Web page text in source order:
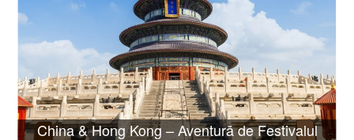
China & Hong Kong – Aventură de Festivalul